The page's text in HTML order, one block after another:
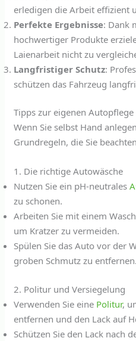
erledigen die Arbeit effizient
Perfekte Ergebnisse: Dank
hochwertiger Produkte
Laienarbeit nicht zu
Langfristiger Schutz:
schützen das Fahrzeug
Tipps zur eigenen Autopflege
Wenn Sie selbst Hand
Grundregeln, die Sie
1. Die richtige Autowäsche
Nutzen Sie ein pH-neutrales
zu schonen.
Arbeiten Sie mit einem
um Kratzer zu vermeiden.
Spülen Sie das Auto vor der
groben Schmutz zu entfernen.
2. Politur und Versiegelung
Verwenden Sie eine Politur,
entfernen und den Lack auf
Schützen Sie den Lack nach